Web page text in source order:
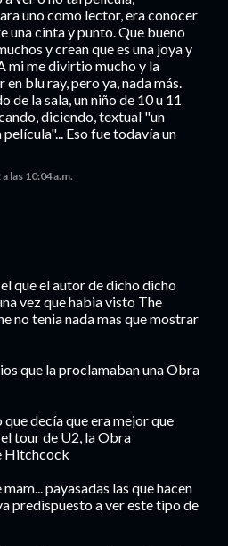
uno como lector, era conocer
una cinta y punto. Que bueno
y crean que es una joya y
mi me divirtio mucho y la
blu ray, pero ya, nada más.
de la sala, un niño de 10 u 11
diciendo, textual "un
Eso fue todavía un
las 10:04 a.m.
que el autor de dicho dicho
vez que habia visto The
no tenia nada mas que mostrar
que la proclamaban una Obra
que decía que era mejor que
tour de U2, la Obra
Hitchcock
payasadas las que hacen
predispuesto a ver este tipo de